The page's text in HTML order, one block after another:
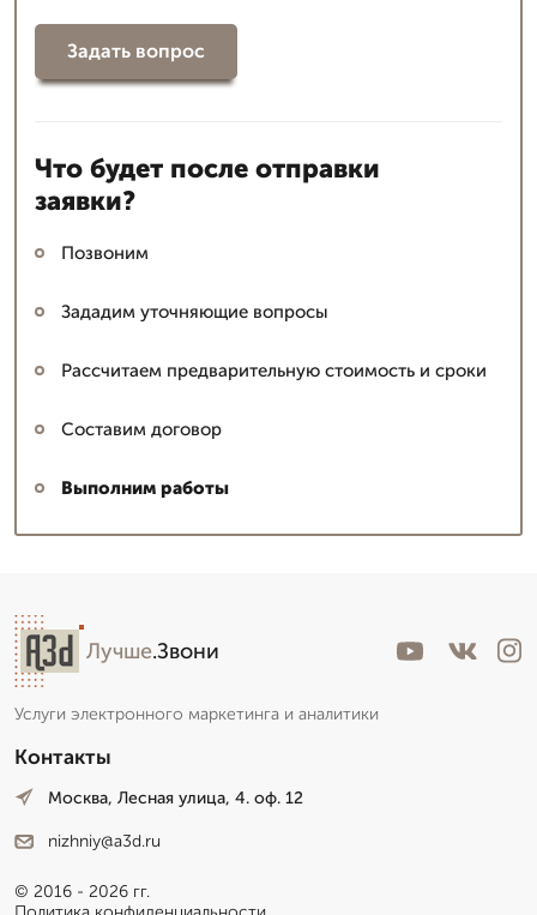
Задать вопрос
Что будет после отправки
заявки?
Позвоним
Зададим уточняющие вопросы
Рассчитаем предварительную стоимость и сроки
Составим договор
Выполним работы
Лучше.Звони
Услуги электронного маркетинга и аналитики
Контакты
Москва, Лесная улица, 4. оф. 12
nizhniy@a3d.ru
© 2016 - 2026 гг.